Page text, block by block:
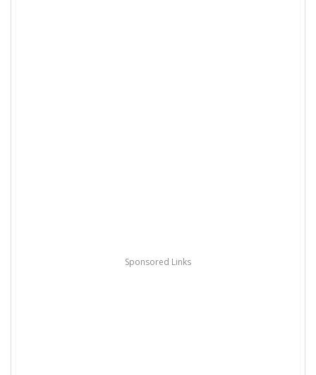
Sponsored Links